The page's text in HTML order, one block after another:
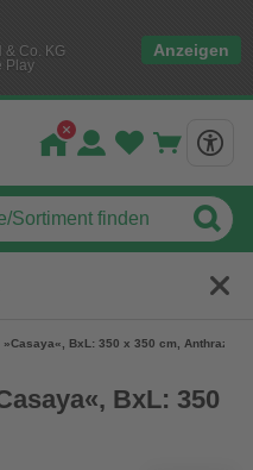
& Co. KG
Play
Anzeigen
BxL: 350 x 350 cm, Anthrazit
BxL: 350